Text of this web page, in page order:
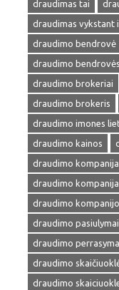
draudimas tai
draudimas vykstant
draudimo bendrovė
draudimo bendrovės
draudimo brokeriai
draudimo brokeris
draudimo imones
draudimo kainos
draudimo kompanija
draudimo
draudimo
draudimo pasiulymai
draudimo
draudimo
draudimo